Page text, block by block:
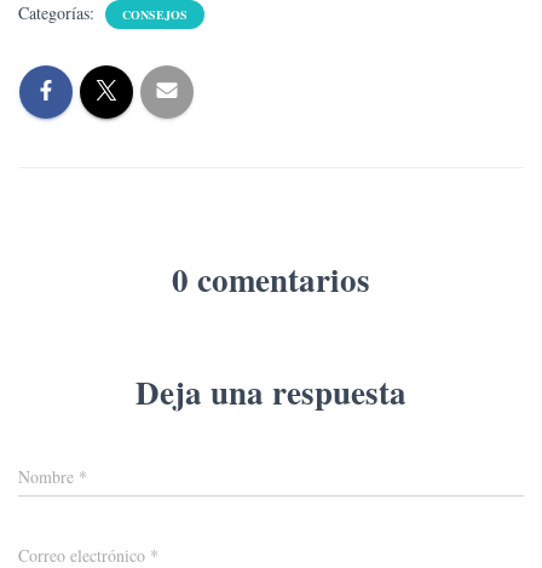
Categorías: CONSEJOS
0 comentarios
Deja una respuesta
Nombre *
Correo electrónico *